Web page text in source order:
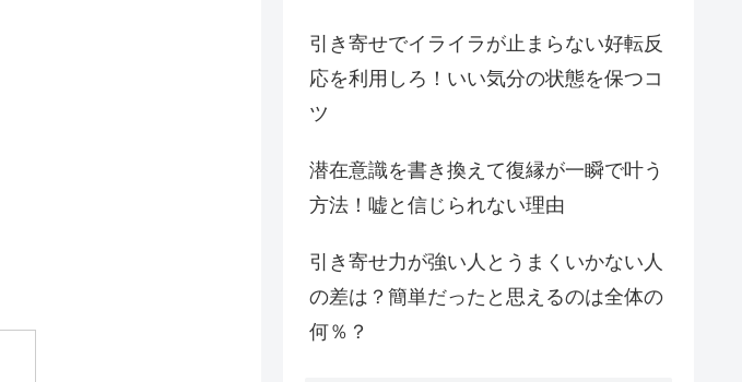
引き寄せでイライラが止まらない好転反
応を利用しろ！いい気分の状態を保つコ
ツ
潜在意識を書き換えて復縁が一瞬で叶う
方法！嘘と信じられない理由
引き寄せ力が強い人とうまくいかない人
の差は？簡単だったと思えるのは全体の
何％？